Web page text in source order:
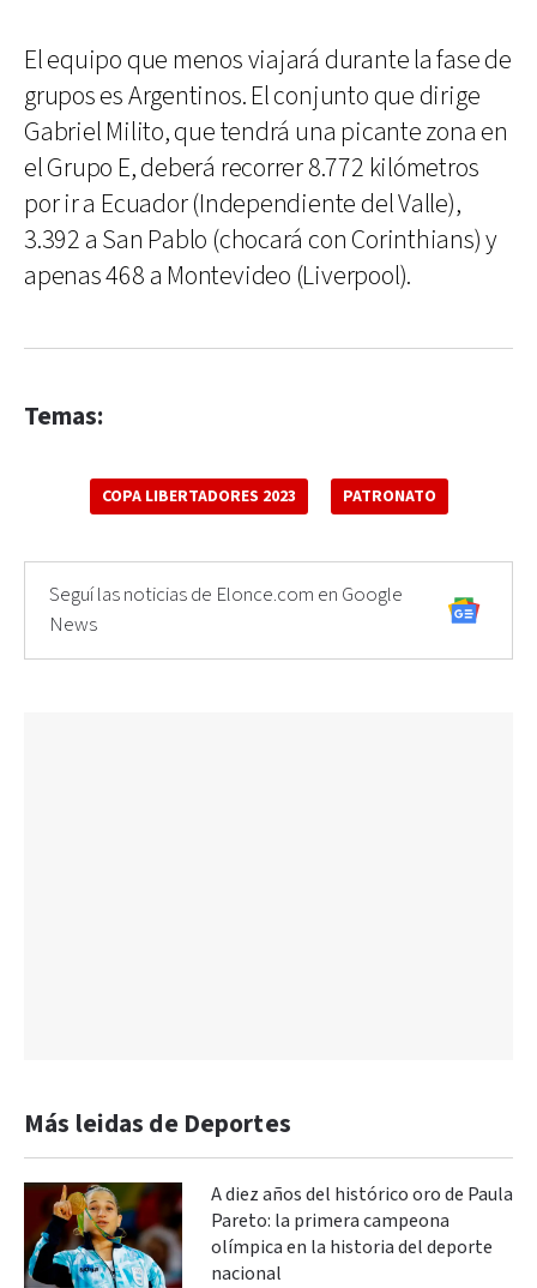
El equipo que menos viajará durante la fase de
grupos es Argentinos. El conjunto que dirige
Gabriel Milito, que tendrá una picante zona en
el Grupo E, deberá recorrer 8.772 kilómetros
por ir a Ecuador (Independiente del Valle),
3.392 a San Pablo (chocará con Corinthians) y
apenas 468 a Montevideo (Liverpool).
Temas:
COPA LIBERTADORES 2023 PATRONATO
Seguí las noticias de Elonce.com en Google
News
Más leidas de Deportes
A diez años del histórico oro de Paula
Pareto: la primera campeona
olímpica en la historia del deporte
nacional